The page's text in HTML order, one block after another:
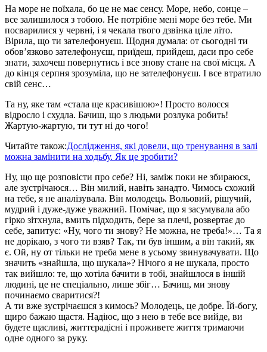
На море не поїхала, бо це не має сенсу. Море, небо, сонце –
все залишилося з тобою. Не потрібне мені море без тебе. Ми
посварилися у червні, і я чекала твого дзвінка ціле літо.
Вірила, що ти зателефонуєш. Щодня думала: от сьогодні ти
обов’язково зателефонуєш, приїдеш, прийдеш, даси про себе
знати, захочеш повернутись і все знову стане на свої місця. А
до кінця серпня зрозуміла, що не зателефонуєш. І все втратило
свій сенс…
Та ну, яке там «стала ще красивішою»! Просто волосся
відросло і схудла. Бачиш, що з людьми розлука робить!
Жартую-жартую, ти тут ні до чого!
Читайте також:Дослідження, які довели, що тренування в залі
можна замінити на ходьбу. Як це зробити?
Ну, що ще розповісти про себе? Ні, заміж поки не збираюся,
але зустрічаюся… Він милий, навіть занадто. Чимось схожий
на тебе, я не аналізувала. Він молодець. Вольовий, рішучий,
мудрий і дуже-дуже уважний. Помічає, що я засумувала або
гірко зітхнула, вмить підходить, бере за плечі, розвертає до
себе, запитує: «Ну, чого ти знову? Не можна, не треба!»… Та я
не дорікаю, з чого ти взяв? Так, ти був іншим, а він такий, як
є. Ой, ну от тільки не треба мене в усьому звинувачувати. Що
значить «знайшла, що шукала»? Нічого я не шукала, просто
так вийшло: те, що хотіла бачити в тобі, знайшлося в іншій
людині, це не спеціально, лише збіг… Бачиш, ми знову
починаємо сваритися?!
А ти вже зустрічаєшся з кимось? Молодець, це добре. Їй-богу,
щиро бажаю щастя. Надіюс, що з нею в тебе все вийде, ви
будете щасливі, життєрадісні і проживете життя тримаючи
одне одного за руку.